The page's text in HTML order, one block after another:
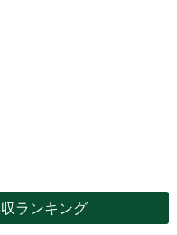
ランキング